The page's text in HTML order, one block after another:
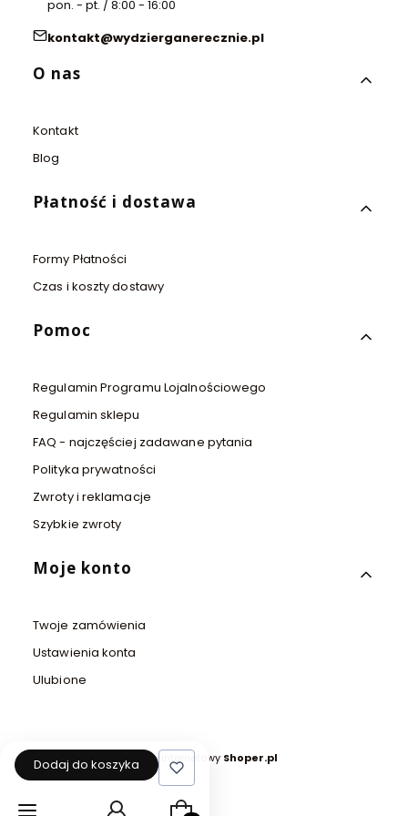
pon. - pt. / 8:00 - 16:00
kontakt@wydzierganerecznie.pl
Linki w stopce
O nas
Kontakt
Blog
Płatność i dostawa
Formy Płatności
Czas i koszty dostawy
Pomoc
Regulamin Programu Lojalnościowego
Regulamin sklepu
FAQ - najczęściej zadawane pytania
Polityka prywatności
Zwroty i reklamacje
Szybkie zwroty
Moje konto
Twoje zamówienia
Ustawienia konta
Ulubione
Sklep internetowy Shoper.pl
Dodaj do koszyka
Produkty w koszyku: 0. Zobacz